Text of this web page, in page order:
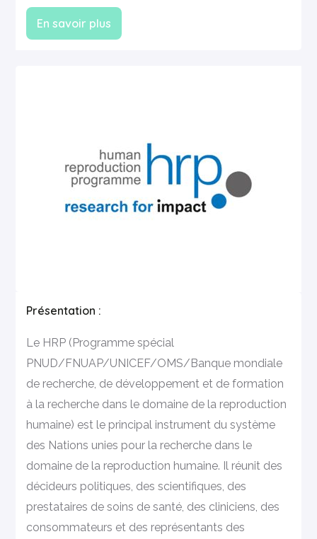
En savoir plus
Présentation :
Le HRP (Programme spécial
PNUD/FNUAP/UNICEF/OMS/Banque mondiale
de recherche, de développement et de formation
à la recherche dans le domaine de la reproduction
humaine) est le principal instrument du système
des Nations unies pour la recherche dans le
domaine de la reproduction humaine. Il réunit des
décideurs politiques, des scientifiques, des
prestataires de soins de santé, des cliniciens, des
consommateurs et des représentants des